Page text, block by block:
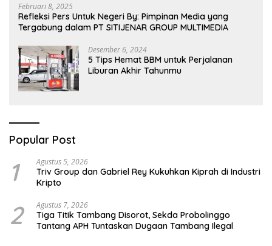
Februari 8, 2025
Refleksi Pers Untuk Negeri By: Pimpinan Media yang
Tergabung dalam PT SITIJENAR GROUP MULTIMEDIA
Desember 6, 2024
5 Tips Hemat BBM untuk Perjalanan
Liburan Akhir Tahunmu
Popular Post
1 Agustus 5, 2026
Triv Group dan Gabriel Rey Kukuhkan Kiprah di Industri
Kripto
2 Agustus 7, 2026
Tiga Titik Tambang Disorot, Sekda Probolinggo
Tantang APH Tuntaskan Dugaan Tambang Ilegal